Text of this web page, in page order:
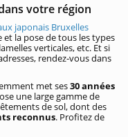
votre région
japonais Bruxelles
et la pose de tous les types
verticales, etc. Et si
rendez-vous dans
met ses30 années
une large gamme de
de sol, dont des
reconnus. Profitez de